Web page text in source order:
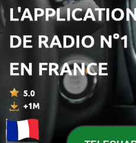
CRIMES • Histoires Vraies